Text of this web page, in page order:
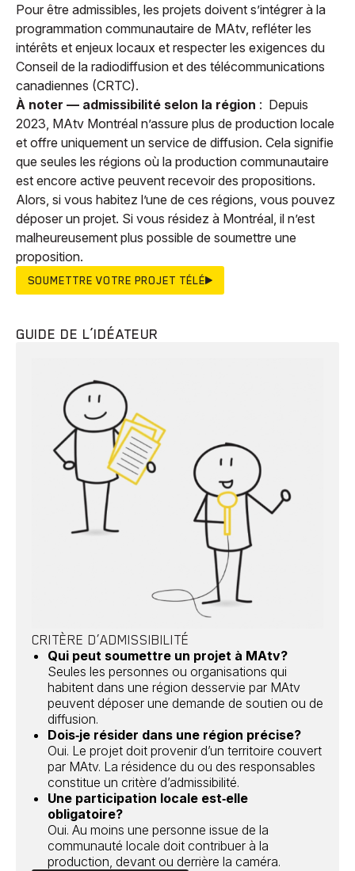
Communauté
Histoires Pêche Santé
Pour être admissibles, les projets doivent s’intégrer à la
programmation communautaire de MAtv, refléter les
intérêts et enjeux locaux et respecter les exigences du
Conseil de la radiodiffusion et des télécommunications
canadiennes (CRTC).
À noter — admissibilité selon la région : Depuis
2023, MAtv Montréal n’assure plus de production locale
et offre uniquement un service de diffusion. Cela signifie
que seules les régions où la production communautaire
est encore active peuvent recevoir des propositions.
Alors, si vous habitez l’une de ces régions, vous pouvez
déposer un projet. Si vous résidez à Montréal, il n’est
malheureusement plus possible de soumettre une
proposition.
SOUMETTRE VOTRE PROJET TÉLÉ
GUIDE DE L’IDÉATEUR
CRITÈRE D’ADMISSIBILITÉ
Qui peut soumettre un projet à MAtv?
Seules les personnes ou organisations qui
habitent dans une région desservie par MAtv
peuvent déposer une demande de soutien ou de
diffusion.
Dois‑je résider dans une région précise?
Oui. Le projet doit provenir d’un territoire couvert
par MAtv. La résidence du ou des responsables
constitue un critère d’admissibilité.
Une participation locale est‑elle
obligatoire?
Oui. Au moins une personne issue de la
communauté locale doit contribuer à la
production, devant ou derrière la caméra.